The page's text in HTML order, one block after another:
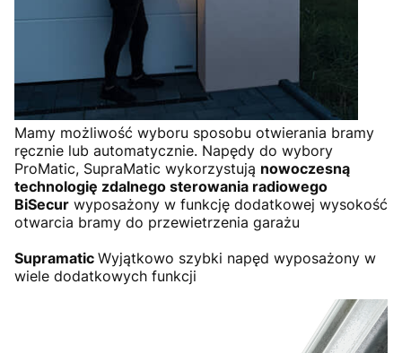
Mamy możliwość wyboru sposobu otwierania bramy
ręcznie lub automatycznie. Napędy do wybory
ProMatic, SupraMatic wykorzystują nowoczesną
technologię zdalnego sterowania radiowego
BiSecur wyposażony w funkcję dodatkowej wysokość
otwarcia bramy do przewietrzenia garażu
Supramatic Wyjątkowo szybki napęd wyposażony w
wiele dodatkowych funkcji